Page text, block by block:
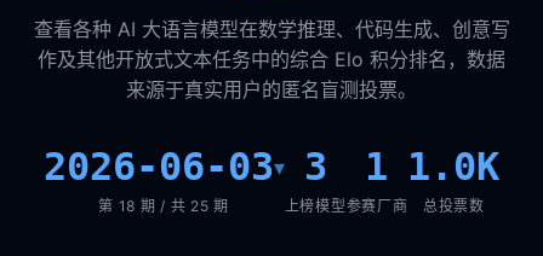
查看各种 AI 大语言模型在数学推理、代码生成、创意写
作及其他开放式文本任务中的综合 Elo 积分排名，数据
来源于真实用户的匿名盲测投票。
2026-06-03▾
第 18 期 / 共 25 期
3
上榜模型
1
参赛厂商
1.0K
总投票数